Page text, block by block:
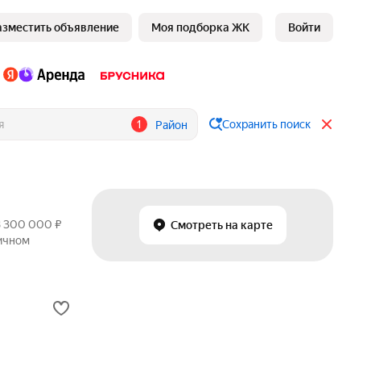
объявление Моя подборка ЖК Войти
1 Район Сохранить поиск
Смотреть на карте
300 000 ₽